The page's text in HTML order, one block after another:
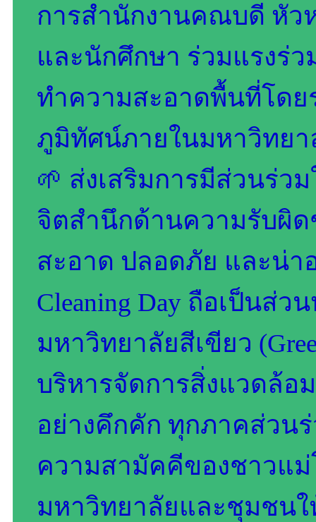
การสำนักงานคณบดี หัว
และนักศึกษา ร่วมแรงร่ว
ทำความสะอาดพื้นที่โดย
ภูมิทัศน์ภายในมหาวิทยา
🌱 ส่งเสริมการมีส่วนร่ว
จิตสำนึกด้านความรับผิ
สะอาด ปลอดภัย และน่า
Cleaning Day ถือเป็นส่
มหาวิทยาลัยสีเขียว
บริหารจัดการสิ่งแวดล้อ
อย่างคึกคัก ทุกภาคส่วน
ความสามัคคีของชาวแ
มหาวิทยาลัยและชุมชน